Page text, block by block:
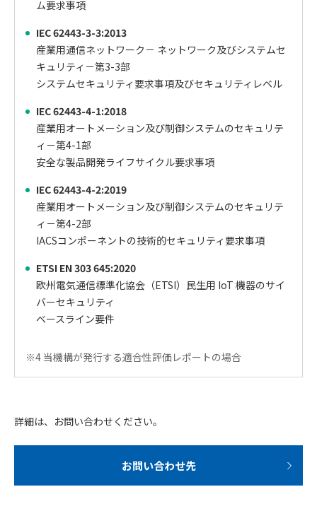
ム要求事項
IEC 62443-3-3:2013
産業用通信ネットワーク－ ネットワーク及びシステムセ
キュリティ－第3-3部
システムセキュリティ要求事項及びセキュリティレベル
IEC 62443-4-1:2018
産業用オートメーション及び制御システムのセキュリテ
ィ－第4-1部
安全な製品開発ライフサイクル要求事項
IEC 62443-4-2:2019
産業用オートメーション及び制御システムのセキュリテ
ィ－第4-2部
IACSコンポーネントの技術的セキュリティ要求事項
ETSI EN 303 645:2020
欧州電気通信標準化協会（ETSI）民生用 IoT 機器のサイ
バーセキュリティ
ベースライン要件
※4 当機構が発行する適合性評価レポートの場合
詳細は、お問い合わせください。
お問い合わせ先